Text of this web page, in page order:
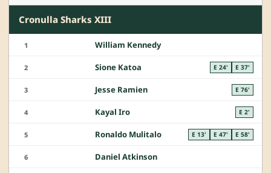
Cronulla Sharks XIII
1 William Kennedy
2 Sione Katoa E 24' E 37'
3 Jesse Ramien E 76'
4 Kayal Iro E 2'
5 Ronaldo Mulitalo E 13' E 47' E 58'
6 Daniel Atkinson